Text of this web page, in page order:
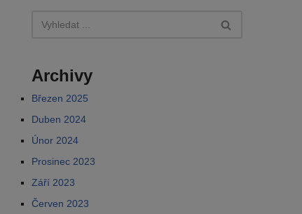
Archivy
Březen 2025
Duben 2024
Únor 2024
Prosinec 2023
Září 2023
Červen 2023